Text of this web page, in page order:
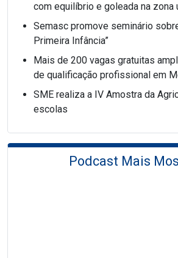
com equilíbrio e goleada na zona
Semasc promove seminário
Primeira Infância”
Mais de 200 vagas gratuitas
de qualificação profissional em
SME realiza a IV Amostra da
escolas
Podcast Mais